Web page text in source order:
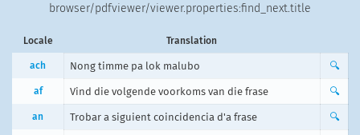
browser/pdfviewer/viewer.properties:find_next.title
Locale Translation
ach Nong timme pa lok malubo 🔍
af Vind die volgende voorkoms van die frase 🔍
an Trobar a siguient coincidencia d'a frase 🔍